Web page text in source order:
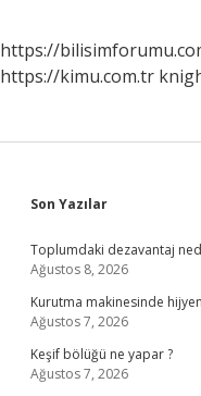
https://
https://kimu.com.tr
Sidebar
Son Yazılar
Toplumdaki dezavantaj
Ağustos 8, 2026
Kurutma makinesinde
Ağustos 7, 2026
Keşif bölüğü ne yapar ?
Ağustos 7, 2026